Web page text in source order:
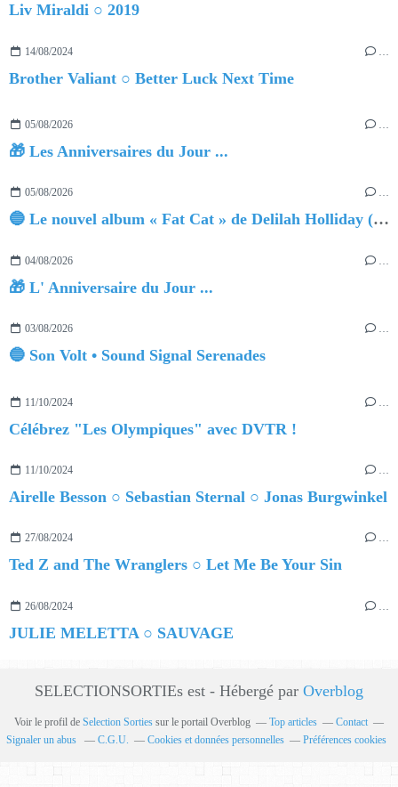
Liv Miraldi ○ 2019
14/08/2024
Brother Valiant ○ Better Luck Next Time
05/08/2026 …
🎁 Les Anniversaires du Jour ...
05/08/2026 …
🔵 Le nouvel album « Fat Cat » de Delilah Holliday (sortie le 30 Octobre 2026)
04/08/2026
🎁 L' Anniversaire du Jour ...
03/08/2026 …
🔵 Son Volt • Sound Signal Serenades
11/10/2024
Célébrez "Les Olympiques" avec DVTR !
11/10/2024 …
Airelle Besson ○ Sebastian Sternal ○ Jonas Burgwinkel
27/08/2024 …
Ted Z and The Wranglers ○ Let Me Be Your Sin
26/08/2024
JULIE MELETTA ○ SAUVAGE
SELECTIONSORTIEs est - Hébergé par Overblog
Voir le profil de Selection Sorties sur le portail Overblog Top articles
Contact
Signaler un abus
C.G.U. Cookies et données personnelles Préférences cookies